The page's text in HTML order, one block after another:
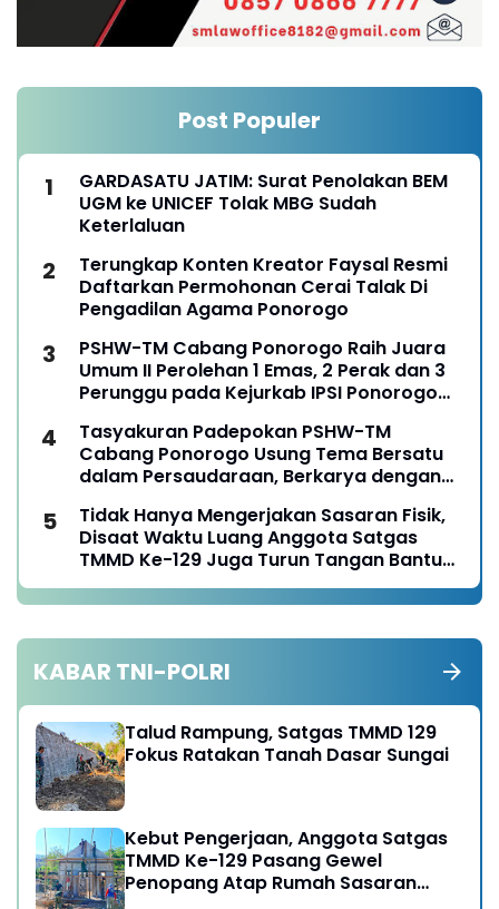
Post Populer
GARDASATU JATIM: Surat Penolakan BEM
UGM ke UNICEF Tolak MBG Sudah
Keterlaluan
Terungkap Konten Kreator Faysal Resmi
Daftarkan Permohonan Cerai Talak Di
Pengadilan Agama Ponorogo
PSHW-TM Cabang Ponorogo Raih Juara
Umum II Perolehan 1 Emas, 2 Perak dan 3
Perunggu pada Kejurkab IPSI Ponorogo
Tasyakuran Padepokan PSHW-TM
Cabang Ponorogo Usung Tema Bersatu
dalam Persaudaraan, Berkarya dengan
Tanggungjawab
Tidak Hanya Mengerjakan Sasaran Fisik,
Disaat Waktu Luang Anggota Satgas
TMMD Ke-129 Juga Turun Tangan Bantu
Warga Panen Jagung
KABAR TNI-POLRI
Talud Rampung, Satgas TMMD 129
Fokus Ratakan Tanah Dasar Sungai
Kebut Pengerjaan, Anggota Satgas
TMMD Ke-129 Pasang Gewel
Penopang Atap Rumah Sasaran